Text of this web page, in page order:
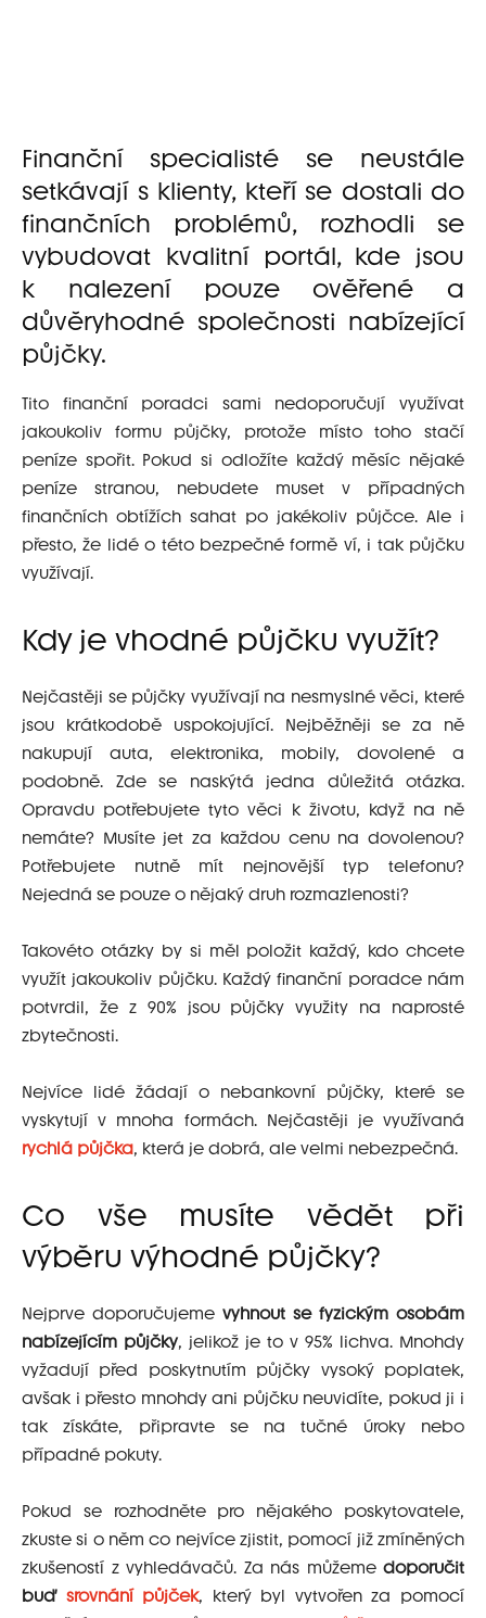
Finanční specialisté se neustále
setkávají s klienty, kteří se dostali do
finančních problémů, rozhodli se
vybudovat kvalitní portál, kde jsou
k nalezení pouze ověřené a
důvěryhodné společnosti nabízející
půjčky.
Tito finanční poradci sami nedoporučují využívat
jakoukoliv formu půjčky, protože místo toho stačí
peníze spořit. Pokud si odložíte každý měsíc nějaké
peníze stranou, nebudete muset v případných
finančních obtížích sahat po jakékoliv půjčce. Ale i
přesto, že lidé o této bezpečné formě ví, i tak půjčku
využívají.
Kdy je vhodné půjčku využít?
Nejčastěji se půjčky využívají na nesmyslné věci, které
jsou krátkodobě uspokojující. Nejběžněji se za ně
nakupují auta, elektronika, mobily, dovolené a
podobně. Zde se naskýtá jedna důležitá otázka.
Opravdu potřebujete tyto věci k životu, když na ně
nemáte? Musíte jet za každou cenu na dovolenou?
Potřebujete nutně mít nejnovější typ telefonu?
Nejedná se pouze o nějaký druh rozmazlenosti?
Takovéto otázky by si měl položit každý, kdo chcete
využít jakoukoliv půjčku. Každý finanční poradce nám
potvrdil, že z 90% jsou půjčky využity na naprosté
zbytečnosti.
Nejvíce lidé žádají o nebankovní půjčky, které se
vyskytují v mnoha formách. Nejčastěji je využívaná
rychlá půjčka, která je dobrá, ale velmi nebezpečná.
Co vše musíte vědět při
výběru výhodné půjčky?
Nejprve doporučujeme vyhnout se fyzickým osobám
nabízejícím půjčky, jelikož je to v 95% lichva. Mnohdy
vyžadují před poskytnutím půjčky vysoký poplatek,
avšak i přesto mnohdy ani půjčku neuvidíte, pokud ji i
tak získáte, připravte se na tučné úroky nebo
případné pokuty.
Pokud se rozhodněte pro nějakého poskytovatele,
zkuste si o něm co nejvíce zjistit, pomocí již zmíněných
zkušeností z vyhledávačů. Za nás můžeme doporučit
buď srovnání půjček, který byl vytvořen za pomocí